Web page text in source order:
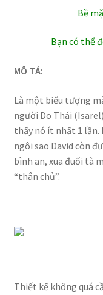
Bề
Bạn có thể
MÔ TẢ:
Là một biểu tượng
người Do Thái
thấy nó ít nhất 1 lần.
ngôi sao David còn
bình an, xua đuổi tà
“thân chủ”.
Thiết kế không quá